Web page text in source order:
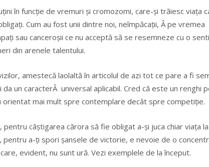
în funcție de vremuri și cromozomi, care-și trăiesc viața
Cum au fost unii dintre noi, neîmpăcații, Â pe vremea
sau canceroșii ce nu acceptă să se resemneze cu o
din arenele talentului.
amestecă laolaltă în articolul de azi tot ce pare a fi
un caracterÂ universal aplicabil. Cred că este un renghi
mai mult spre contemplare decât spre competiție.
câștigarea cărora să fie obligat a-și juca chiar viața la
a-ți spori șansele de victorie, e nevoie de o
evident, nu sunt ură. Vezi exemplele de la început.